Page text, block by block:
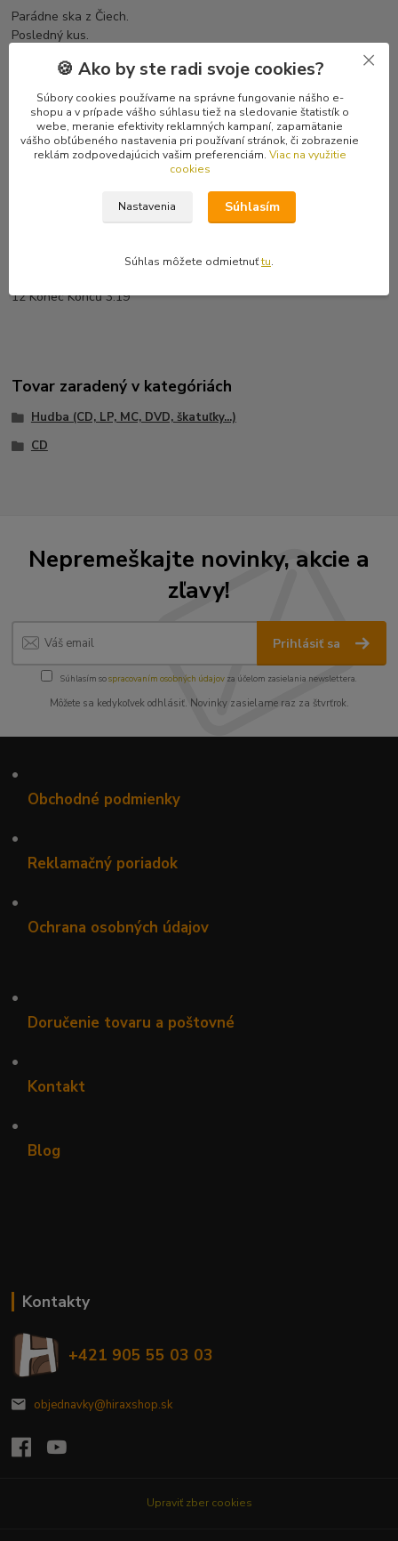
Parádne ska z Čiech.
Posledný kus.
Tracklist
1 Pavlačová Story 3:14
2 Skandinávská Ženská 2:38
3 Svět Na Dlani 3:28
4 Krutej John 2:35
5 Poslední Dvě Volné Labutě 3:38
8 Krchovska 2:09
10 Nafoukanej Chlapeček 3:10
12 Konec Konců 3:19
Tovar zaradený v kategóriách
Hudba (CD, LP, MC, DVD, škatuľky...)
CD
Nepremeškajte novinky, akcie a
zľavy!
Prihlásiť sa
Súhlasím sospracovaním osobných údajov za účelom zasielania newslettera.
Môžete sa kedykoľvek odhlásiť. Novinky zasielame raz za štvrťrok.
•
Obchodné podmienky
•
Reklamačný poriadok
•
Ochrana osobných údajov
•
Doručenie tovaru a poštovné
•
Kontakt
•
Blog
Kontakty
+421 905 55 03 03
objednavky@hiraxshop.sk
Upraviť zber cookies
🍪 Ako by ste radi svoje cookies?
Súbory cookies používame na správne fungovanie nášho e-
shopu a v prípade vášho súhlasu tiež na sledovanie štatistík o
webe, meranie efektivity reklamných kampaní, zapamätanie
vášho obľúbeného nastavenia pri používaní stránok, či zobrazenie
reklám zodpovedajúcich vašim preferenciám. Viac na využitie
cookies
Nastavenia Súhlasím
Súhlas môžete odmietnuťtu.